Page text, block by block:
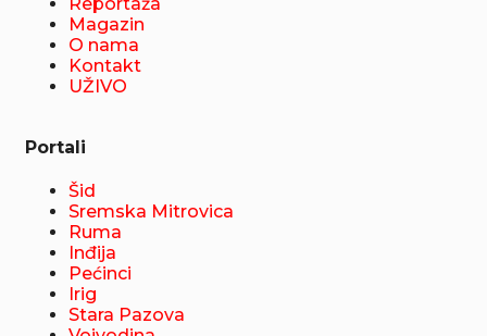
Magazin
O nama
Kontakt
UŽIVO
Portali
Šid
Sremska Mitrovica
Ruma
Inđija
Pećinci
Irig
Stara Pazova